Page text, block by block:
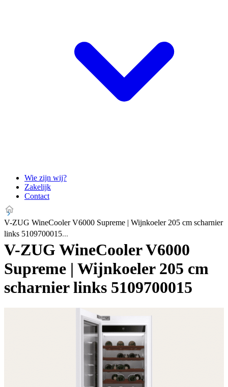
Wie zijn wij?
Zakelijk
Contact
V-ZUG WineCooler V6000 Supreme | Wijnkoeler 205 cm scharnier
links 5109700015
V-ZUG WineCooler V6000
Supreme | Wijnkoeler 205 cm
scharnier links 5109700015